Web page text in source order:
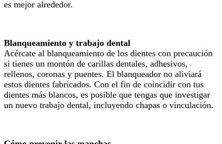
es mejor alrededor.
Blanqueamiento y trabajo dental
Acércate al blanqueamiento de los dientes con precaución
si tienes un montón de carillas dentales, adhesivos,
rellenos, coronas y puentes. El blanqueador no aliviará
estos dientes fabricados. Con el fin de coincidir con tus
dientes más blancos, es posible que tengas que investigar
un nuevo trabajo dental, incluyendo chapas o vinculación.